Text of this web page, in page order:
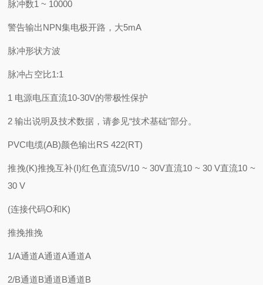
脉冲数1 ~ 10000
警告输出NPN集电极开路，大5mA
脉冲形状方波
脉冲占空比1:1
1 电源电压直流10-30V的带极性保护
2 输出说明及技术数据，请参见“技术基础"部分。
PVC电缆(AB)颜色输出RS 422(RT)
推挽(K)推挽互补(I)红色直流5V/10 ~ 30V直流10 ~ 30 V直流10 ~
30 V
(连接代码O和K)
推挽推挽
1/A通道A通道A通道A
2/B通道B通道B通道B